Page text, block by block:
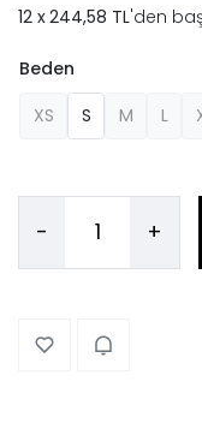
244,58 TL'den
Beden
XS
S M L
- +